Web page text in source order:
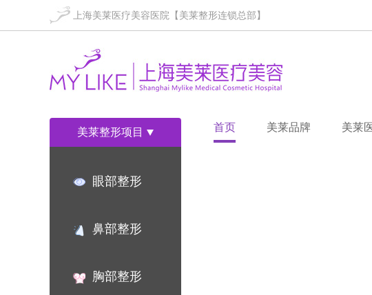
上海美莱医疗美容医院【美莱整形连锁总部】
美莱整形项目
眼部整形
鼻部整形
胸部整形
首页 美莱品牌 美莱